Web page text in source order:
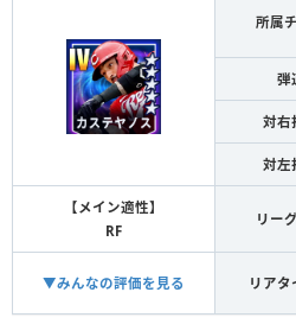
所属
弾
対右
対左
【メイン適性】
RF
リー
▼みんなの評価を見る リアタ